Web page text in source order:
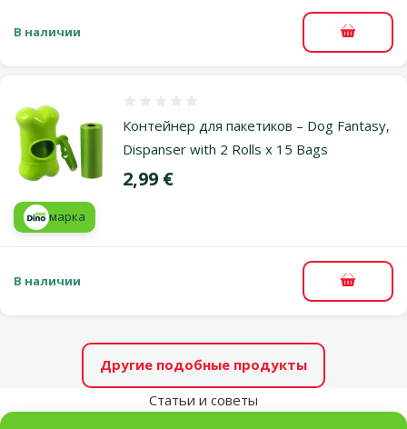
В наличии В
Контейнер для пакетиков – Dog Fantasy,
Dispanser with 2 Rolls x 15 Bags
Цена
2,99 €
марка
В наличии В
Другие подобные продукты
Статьи и советы